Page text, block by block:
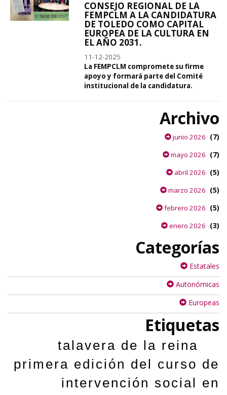
CONSEJO REGIONAL DE LA
FEMPCLM A LA CANDIDATURA
DE TOLEDO COMO CAPITAL
EUROPEA DE LA CULTURA EN
EL AÑO 2031.
11-12-2025
La FEMPCLM compromete su firme
apoyo y formará parte del Comité
institucional de la candidatura.
Archivo
junio 2026 (7)
mayo 2026 (7)
abril 2026 (5)
marzo 2026 (5)
febrero 2026 (5)
enero 2026 (3)
Categorías
Estatales
Autonómicas
Europeas
Etiquetas
talavera de la reina
primera edición del curso de
intervención social en